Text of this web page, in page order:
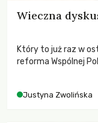
Wieczna
Który to już raz w
reforma Wspólnej
Justyna Zwolińska